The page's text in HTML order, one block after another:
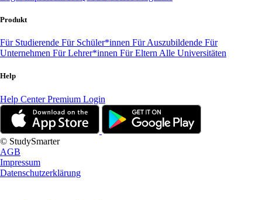
Produkt
Für Studierende Für Schüler*innen Für Auszubildende Für
Unternehmen Für Lehrer*innen Für Eltern Alle Universitäten
Help
Help CenterPremium Login
© StudySmarter
AGB
Impressum
Datenschutzerklärung